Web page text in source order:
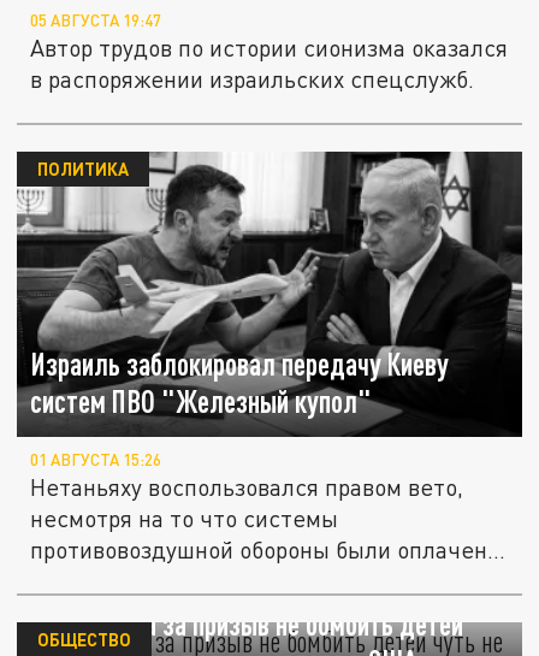
05 АВГУСТА 19:47
Автор трудов по истории сионизма оказался
в распоряжении израильских спецслужб.
Израиль заблокировал передачу Киеву
систем ПВО "Железный купол"
ПОЛИТИКА
01 АВГУСТА 15:26
Нетаньяху воспользовался правом вето,
несмотря на то что системы
противовоздушной обороны были оплачены
Палестинца за призыв не бомбить детей
ОБЩЕСТВО